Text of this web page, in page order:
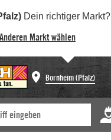
Dein richtiger Markt?
Anderen Markt wählen
Bornheim (Pfalz)